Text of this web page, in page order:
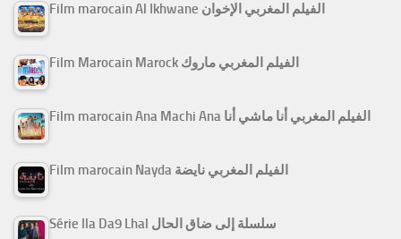
Film marocain Al Ikhwane الفيلم المغربي الإخوان
Film Marocain Marock الفيلم المغربي ماروك
Film marocain Ana Machi Ana الفيلم المغربي أنا ماشي أنا
Film marocain Nayda الفيلم المغربي نايضة
Série Ila Da9 Lhal سلسلة إلى ضاق الحال